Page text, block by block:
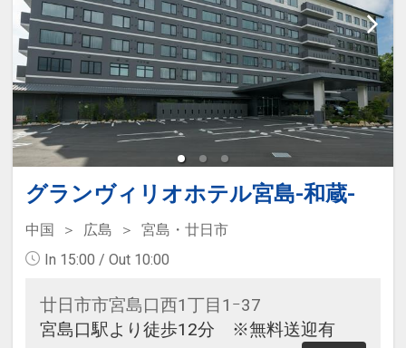
グランヴィリオホテル宮島-和蔵-
中国 広島
宮島・廿日市
In 15:00 / Out 10:00
廿日市市宮島口西1丁目1ｰ37
宮島口駅より徒歩12分 ※無料送迎有